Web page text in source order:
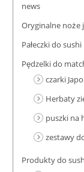
news
Oryginalne noże
Pałeczki do sushi
Pędzelki do
czarki
Herbaty
puszki na
zestawy
Produkty do